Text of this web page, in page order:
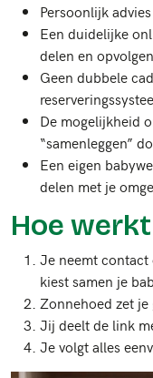
Persoonlijk
Een duidelijke
delen en opvolgen
Geen dubbele
De mogelijkheid
“samenleggen”
Een eigen
delen met je
Hoe
Je neemt contact
kiest samen je
Zonnehoed zet
Jij deelt de link
Je volgt alles